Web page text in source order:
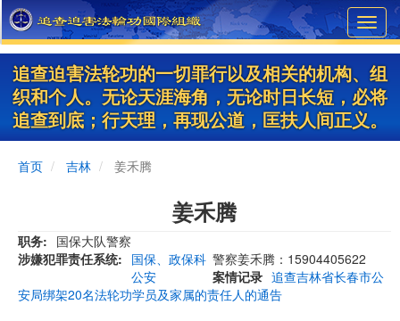
Skip
to
main
content
追查迫害法轮功的一切罪行以及相关的机构、组
织和个人。无论天涯海角，无论时日长短，必将
追查到底；行天理，再现公道，匡扶人间正义。
首页 吉林 姜禾腾
姜禾腾
职务
国保大队警察
涉嫌犯罪责任系统
国保、政保科
公安
警察姜禾腾：15904405622
案情记录 追查吉林省长春市公
安局绑架20名法轮功学员及家属的责任人的通告